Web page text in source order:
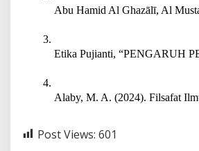
Abu Hamid Al Ghazālī, Al
Etika Pujianti, “PENGARUH
Alaby, M. A. (2024). Filsafat
Post Views: 601